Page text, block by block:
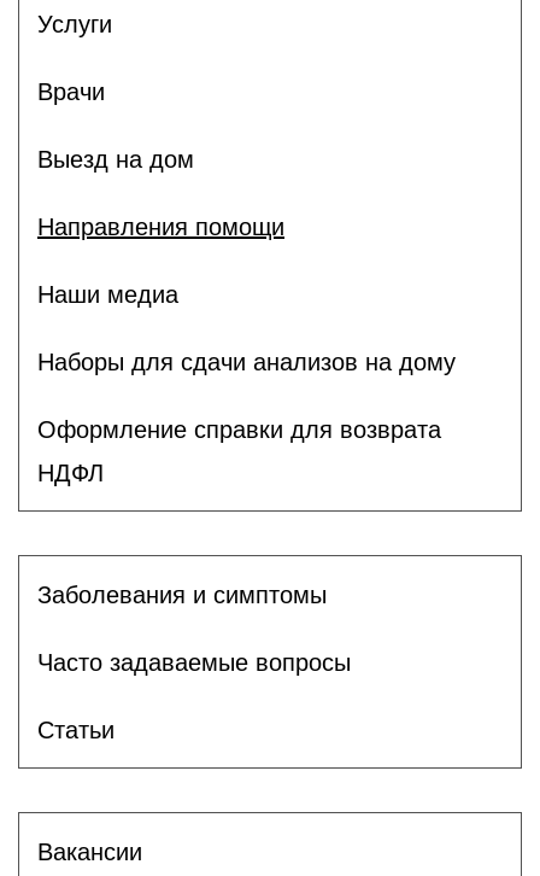
Услуги
Врачи
Выезд на дом
Направления помощи
Наши медиа
Наборы для сдачи анализов на дому
Оформление справки для возврата
НДФЛ
Заболевания и симптомы
Часто задаваемые вопросы
Статьи
Вакансии